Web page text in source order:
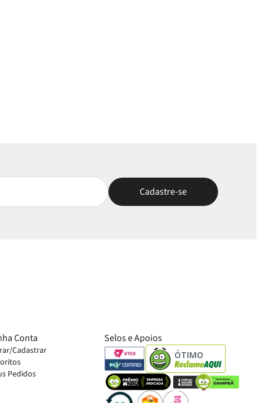
Conta
Cadastrar
Pedidos
Selos e Apoios
ÓTIMO